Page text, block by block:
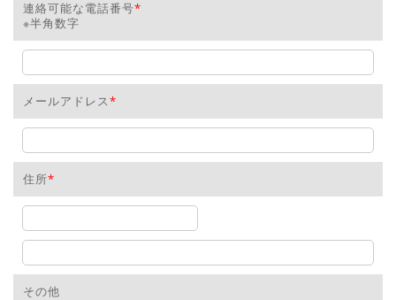
連絡可能な電話番号*
※半角数字
メールアドレス*
住所*
その他